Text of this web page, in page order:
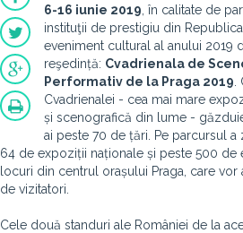
6-16 iunie 2019 , în calitate de
instituţii de prestigiu din
eveniment cultural al anului 2019
reşedință: Cvadrienala de
Performativ de la Praga 2019
Cvadrienalei - cea mai mare
și scenografică din lume -
ai peste 70 de țări. Pe parcursul
64 de expoziții naționale și peste 500 de
locuri din centrul orașului Praga, care
de vizitatori.
Cele două standuri ale României de la